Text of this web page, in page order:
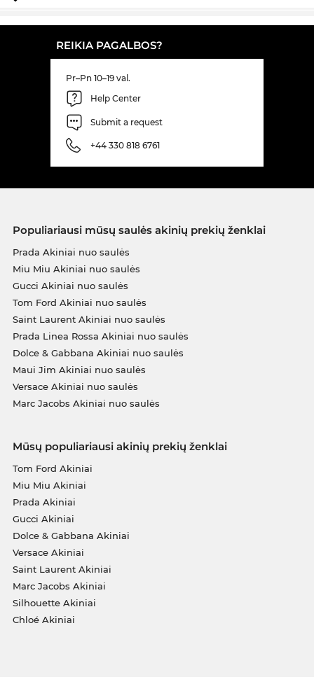
REIKIA PAGALBOS?
Pr–Pn 10–19 val.
Help Center
Submit a request
+44 330 818 6761
Populiariausi mūsų saulės akinių prekių ženklai
Prada Akiniai nuo saulės
Miu Miu Akiniai nuo saulės
Gucci Akiniai nuo saulės
Tom Ford Akiniai nuo saulės
Saint Laurent Akiniai nuo saulės
Prada Linea Rossa Akiniai nuo saulės
Dolce & Gabbana Akiniai nuo saulės
Maui Jim Akiniai nuo saulės
Versace Akiniai nuo saulės
Marc Jacobs Akiniai nuo saulės
Mūsų populiariausi akinių prekių ženklai
Tom Ford Akiniai
Miu Miu Akiniai
Prada Akiniai
Gucci Akiniai
Dolce & Gabbana Akiniai
Versace Akiniai
Saint Laurent Akiniai
Marc Jacobs Akiniai
Silhouette Akiniai
Chloé Akiniai